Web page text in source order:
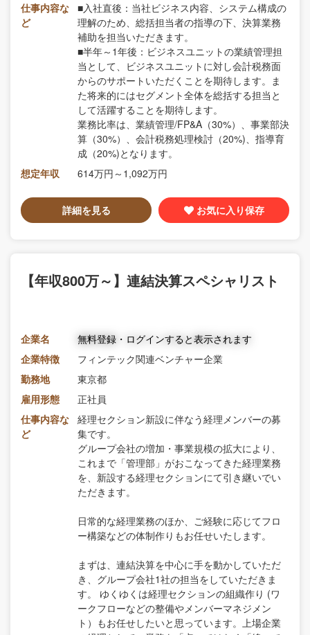
仕事内容な
ど
■入社直後：当社ビジネス内容、システム構成の
理解のため、総括担当者の指導の下、決算業務
補助を担当いただきます。
■半年～1年後：ビジネスユニットの業績管理担
当として、ビジネスユニットに対し会計税務面
からのサポートいただくことを期待します。ま
た将来的にはセグメント全体を総括する担当と
して活躍することを期待します。
業務比率は、業績管理/FP&A（30%）、事業部決
算（30%）、会計税務処理検討（20%)、指導育
成（20%)となります。
想定年収
614万円～1,092万円
詳細を見る お気に入り保存
【年収800万～】連結決算スペシャリスト
企業名
無料登録・ログインすると表示されます
企業特徴
フィンテック関連ベンチャー企業
勤務地
東京都
雇用形態
正社員
仕事内容な
ど
経理セクション新設に伴なう経理メンバーの募
集です。
グループ会社の増加・事業規模の拡大により、
これまで「管理部」がおこなってきた経理業務
を、新設する経理セクションにて引き継いでい
ただきます。
日常的な経理業務のほか、ご経験に応じてフロ
ー構築などの体制作りもお任せいたします。
まずは、連結決算を中心に手を動かしていただ
き、グループ会社1社の担当をしていただきま
す。 ゆくゆくは経理セクションの組織作り (ワ
ークフローなどの整備やメンバーマネジメン
ト）もお任せしたいと思っています。上場企業